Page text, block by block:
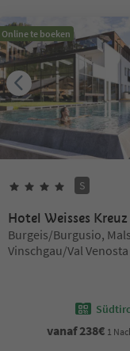
Online te boeken
Sterren
S
Hotel Weisses Kreuz
Locatie:
Burgeis/Burgusio,
Vinschgau/Val Venosta
vanaf238€ 1